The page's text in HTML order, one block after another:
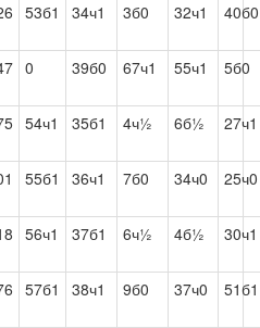
53б1 34ч1 3б0 32ч1 40б0
0 39б0 67ч1 55ч1 5б0
54ч1 35б1 4ч½ 6б½ 27ч1
55б1 36ч1 7б0 34ч0 25ч0
56ч1 37б1 6ч½ 4б½ 30ч1
57б1 38ч1 9б0 37ч0 51б1